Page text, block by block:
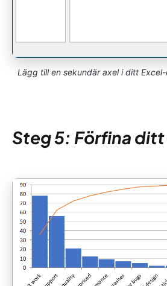
Lägg till en sekundär axel i ditt
Steg 5: Förfina